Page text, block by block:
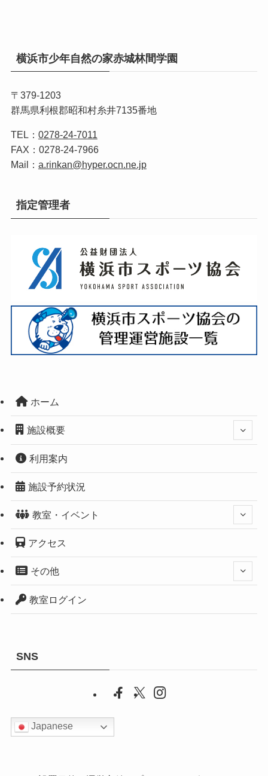
横浜市少年自然の家赤城林間学園
〒379-1203
群馬県利根郡昭和村糸井7135番地
TEL： 0278-24-7011
FAX：0278-24-7966
Mail： a.rinkan@hyper.ocn.ne.jp
指定管理者
ホーム
施設概要
利用案内
施設予約状況
教室・イベント
アクセス
その他
教室ログイン
SNS
Japanese